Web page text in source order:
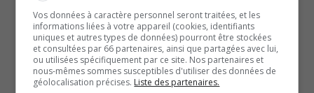
danse autochtone. Pour les amateurs de plein air, le
centre du lac Beauchamp offre raquette, glissade et
fatbike. Et si la météo ne coopère pas, des activités
intérieures comme le patin, la natation ou la zumba
Vos données à caractère personnel seront traitées, et les
informations liées à votre appareil (cookies, identifiants
uniques et autres types de données) pourront être stockées
et consultées par 66 partenaires, ainsi que partagées avec lui,
ou utilisées spécifiquement par ce site. Nos partenaires et
nous-mêmes sommes susceptibles d'utiliser des données de
géolocalisation précises. Liste des partenaires.